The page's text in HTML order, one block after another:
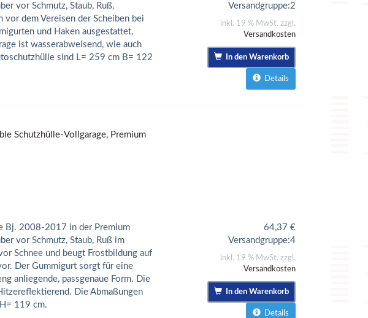
vor Schmutz, Staub, Ruß,
vor dem Vereisen der Scheiben bei
und Haken ausgestattet,
ist wasserabweisend, wie auch
sind L= 259 cm B= 122
Versandgruppe:2
inkl. 19 % MwSt. zzgl.
Versandkosten
In den Warenkorb
Details
Schutzhülle-Vollgarage, Premium
Bj. 2008-2017 in der Premium
vor Schmutz, Staub, Ruß im
Schnee und beugt Frostbildung auf
Der Gummigurt sorgt für eine
anliegende, passgenaue Form. Die
Die Abmaßungen
119 cm.
64,37 €
Versandgruppe:4
inkl. 19 % MwSt. zzgl.
Versandkosten
In den Warenkorb
Details